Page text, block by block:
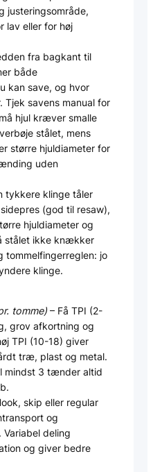
justeringsområde,
lav eller for høj
fra bagkant til
både
kan save, og hvor
Tjek savens manual for
hjul kræver smalle
stålet, mens
større hjuldiameter for
uden
tykkere klinge tåler
(god til resaw),
hjuldiameter og
stålet ikke knækker
tommelfingerreglen: jo
klinge.
tomme)– Få TPI (2-
grov afkortning og
TPI (10-18) giver
træ, plast og metal.
mindst 3 tænder altid
skip eller regular
og
deling
og giver bedre